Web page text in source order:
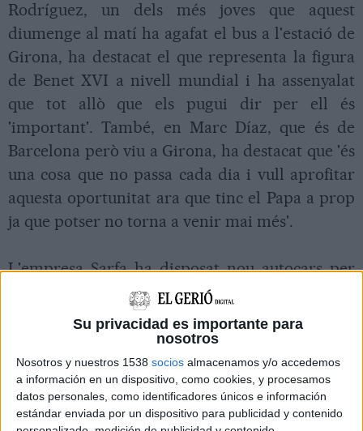
Su privacidad es importante para
nosotros
Nosotros y nuestros 1538 socios almacenamos y/o accedemos
a información en un dispositivo, como cookies, y procesamos
datos personales, como identificadores únicos e información
estándar enviada por un dispositivo para publicidad y contenido
Rodríguez, un dels més joves que aquest
diumenge al matí ha agafat el bus a l'estació de
Girona, ha destacat el que representa la figura
de Benet XVI a nivell mundial i ha assenyalat
que tot allò que els pugui dir per ell és
'important'. També, en Marc Díaz, que és de
Barcelona però viu a Girona, ha destacat que 'és
una cosa que no passa cada dia i vull aprofitar
aquesta oportunitat ara que tinc el Papa a prop
ja que potser no torna a venir mai més'.
L'empresa Sarfa ha disposat nou autocars per
transportar 467 persones des de diferents punts
de la demarcació de Girona i fins a Barcelona.
Un d'aquests, també ha sortit de l'estació de
Palafrugell a un quart de set del matí i ha anat
parant a diversos municipis del Baix Empordà
per recollir els fidels.